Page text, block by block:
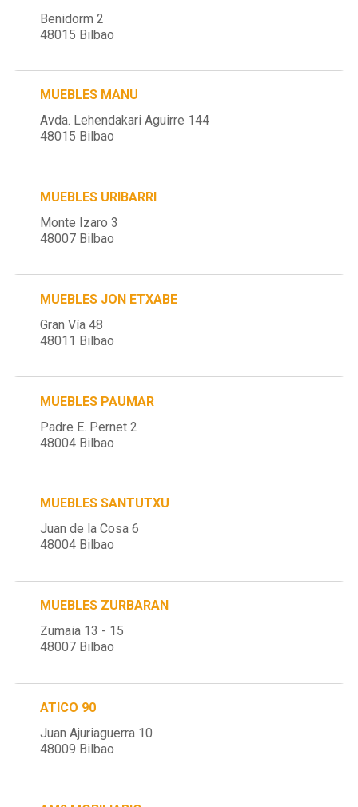
Benidorm 2
48015 Bilbao
MUEBLES MANU
Avda. Lehendakari Aguirre 144
48015 Bilbao
MUEBLES URIBARRI
Monte Izaro 3
48007 Bilbao
MUEBLES JON ETXABE
Gran Vía 48
48011 Bilbao
MUEBLES PAUMAR
Padre E. Pernet 2
48004 Bilbao
MUEBLES SANTUTXU
Juan de la Cosa 6
48004 Bilbao
MUEBLES ZURBARAN
Zumaia 13 - 15
48007 Bilbao
ATICO 90
Juan Ajuriaguerra 10
48009 Bilbao